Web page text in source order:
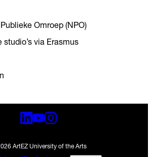
Omroep (NPO)
studio’s via Erasmus
ArtEZ University of the Arts